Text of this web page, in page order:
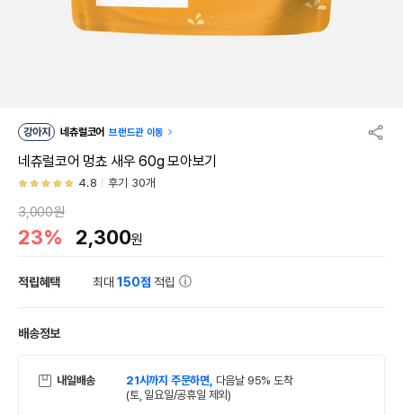
강아지 네츄럴코어 브랜드관 이동
네츄럴코어 멍쵸 새우 60g 모아보기
4.8 후기 30개
3,000원
23% 2,300원
적립혜택 최대150점 적립
배송정보
내일배송 21시까지 주문하면, 다음날 95% 도착
(토, 일요일/공휴일 제외)